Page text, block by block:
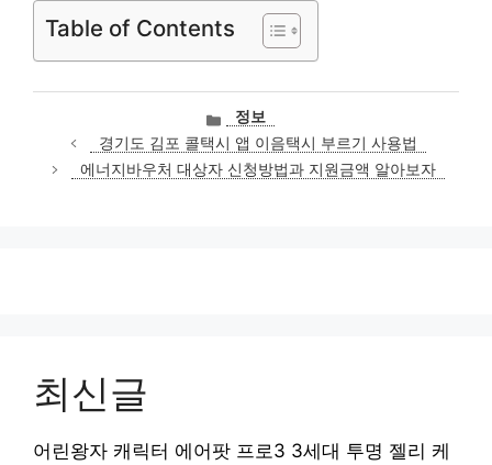
Table of Contents
카
테
고
리
정보
경기도 김포 콜택시 앱 이음택시 부르기 사용법
에너지바우처 대상자 신청방법과 지원금액 알아보자
최신글
어린왕자 캐릭터 에어팟 프로3 3세대 투명 젤리 케